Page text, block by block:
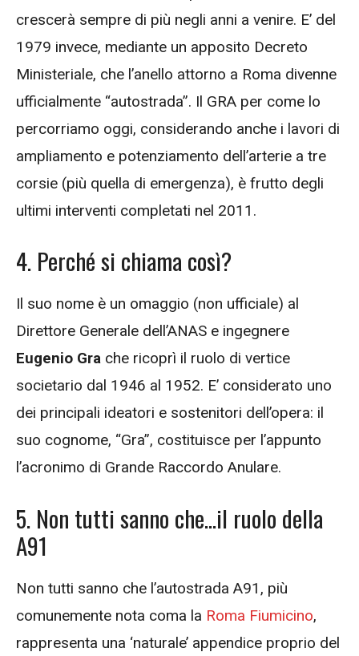
crescerà sempre di più negli anni a venire. E’ del
1979 invece, mediante un apposito Decreto
Ministeriale, che l’anello attorno a Roma divenne
ufficialmente “autostrada”. Il GRA per come lo
percorriamo oggi, considerando anche i lavori di
ampliamento e potenziamento dell’arterie a tre
corsie (più quella di emergenza), è frutto degli
ultimi interventi completati nel 2011.
4. Perché si chiama così?
Il suo nome è un omaggio (non ufficiale) al
Direttore Generale dell’ANAS e ingegnere
Eugenio Gra che ricoprì il ruolo di vertice
societario dal 1946 al 1952. E’ considerato uno
dei principali ideatori e sostenitori dell’opera: il
suo cognome, “Gra”, costituisce per l’appunto
l’acronimo di Grande Raccordo Anulare.
5. Non tutti sanno che…il ruolo della
A91
Non tutti sanno che l’autostrada A91, più
comunemente nota coma la Roma Fiumicino,
rappresenta una ‘naturale’ appendice proprio del